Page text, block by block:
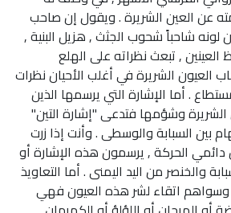
عن العين الشريرة . ويقول إن صاحب
لونه شاحباً شحوب الجثث , هزيل البنية ,
, تبعث نظراته على الهلع
العيون الشريرة في أغلب الأحيان نظرات
. أما الإشارة التي يرسمها الذين
وشؤمها فتدعى "إشارة التين"
بين السبابة والوسطى . وأنت إذا زرت
دائمي الحركة , يرسمون هذه الإشارة أو
والخنصر من اليد اليمنى . أما التعاويذ
وسواهم اتقاء لشر هذه العيون فهي